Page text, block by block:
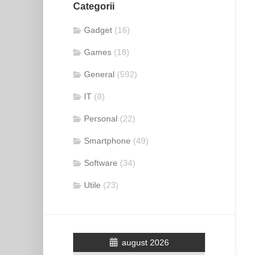
Categorii
Gadget (16)
Games (18)
General (592)
IT (8)
Personal (22)
Smartphone (49)
Software (34)
Utile (23)
august 2026